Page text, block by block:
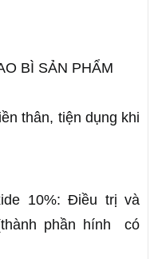
BÌ SẢN PHẨM
thân, tiện dụng khi
10%: Điều trị và
phần hính có